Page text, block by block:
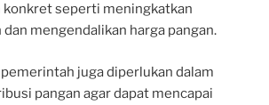
konkret seperti meningkatkan
mengendalikan harga pangan.
juga diperlukan dalam
pangan agar dapat mencapai